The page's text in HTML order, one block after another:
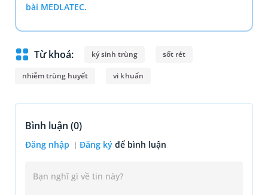
bài MEDLATEC.
Từ khoá: ký sinh trùng sốt rét
nhiễm trùng huyết vi khuẩn
Bình luận (0)
Đăng nhập Đăng ký để bình luận